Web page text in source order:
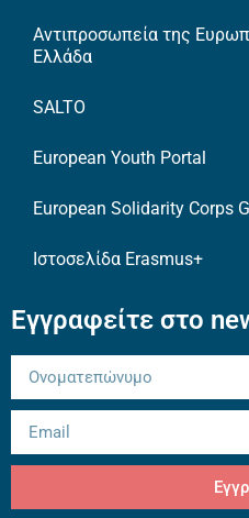
Αντιπροσωπεία της
Ελλάδα
SALTO
European Youth Portal
European Solidarity Corps
Ιστοσελίδα Erasmus+
Εγγραφείτε στο